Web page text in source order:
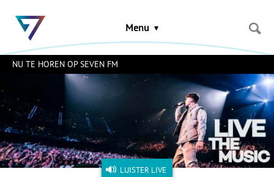
links
Spring
naar
Naar
het
menu
Menu
NU TE HOREN OP SEVEN FM
LUISTER LIVE